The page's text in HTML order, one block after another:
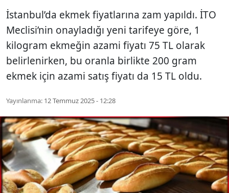
İstanbul’da ekmek fiyatlarına zam yapıldı. İTO
Meclisi’nin onayladığı yeni tarifeye göre, 1
kilogram ekmeğin azami fiyatı 75 TL olarak
belirlenirken, bu oranla birlikte 200 gram
ekmek için azami satış fiyatı da 15 TL oldu.
Yayınlanma: 12 Temmuz 2025 - 12:28